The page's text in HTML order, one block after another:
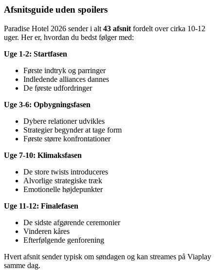
Afsnitsguide uden spoilers
Paradise Hotel 2026 sender i alt 43 afsnit fordelt over cirka 10-12
uger. Her er, hvordan du bedst følger med:
Uge 1-2: Startfasen
Første indtryk og parringer
Indledende alliances dannes
De første udfordringer
Uge 3-6: Opbygningsfasen
Dybere relationer udvikles
Strategier begynder at tage form
Første større konfrontationer
Uge 7-10: Klimaksfasen
De store twists introduceres
Alvorlige strategiske træk
Emotionelle højdepunkter
Uge 11-12: Finalefasen
De sidste afgørende ceremonier
Vinderen kåres
Efterfølgende genforening
Hvert afsnit sender typisk om søndagen og kan streames på Viaplay
samme dag.